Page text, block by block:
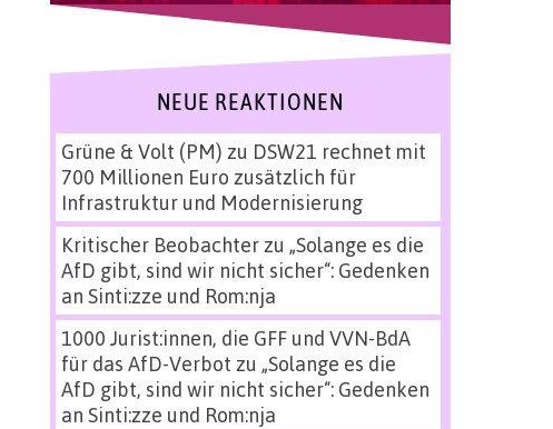
NEUE REAKTIONEN
Grüne & Volt (PM) zu DSW21 rechnet mit
700 Millionen Euro zusätzlich für
Infrastruktur und Modernisierung
Kritischer Beobachterzu „Solange es die
AfD gibt, sind wir nicht sicher“: Gedenken
an Sinti:zze und Rom:nja
1000 Jurist:innen, die GFF und VVN-BdA
für das AfD-Verbot zu „Solange es die
AfD gibt, sind wir nicht sicher“: Gedenken
an Sinti:zze und Rom:nja